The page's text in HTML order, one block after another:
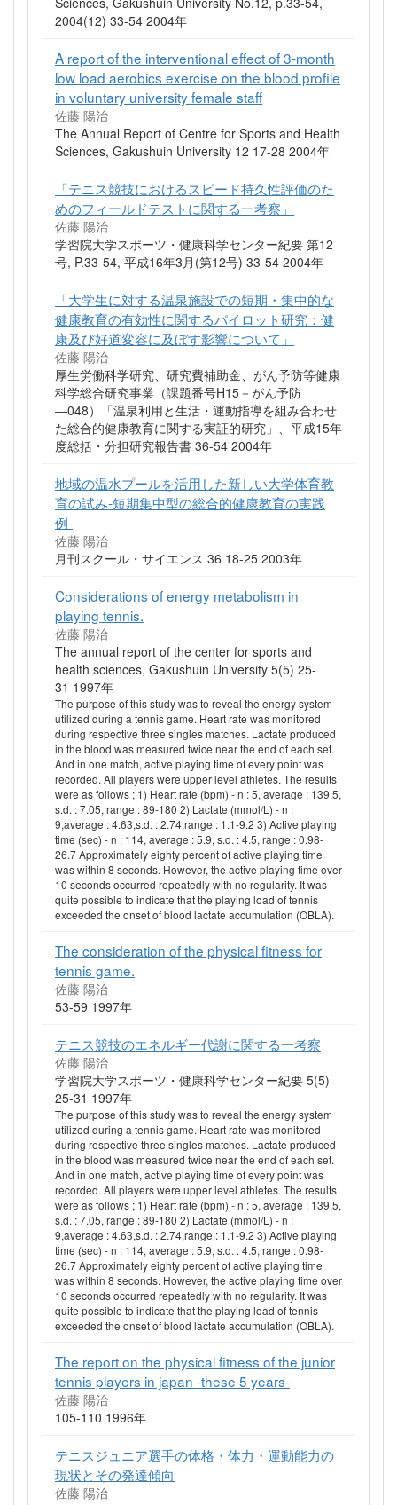
2004(12) 33-54 2004年
A report of the interventional effect of 3-month
low load aerobics exercise on the blood profile
in voluntary university female staff
佐藤 陽治
The Annual Report of Centre for Sports and Health
Sciences, Gakushuin University 12 17-28 2004年
「テニス競技におけるスピード持久性評価のた
めのフィールドテストに関する一考察」
佐藤 陽治
学習院大学スポーツ・健康科学センター紀要 第12
号, P.33-54, 平成16年3月(第12号) 33-54 2004年
「大学生に対する温泉施設での短期・集中的な
健康教育の有効性に関するパイロット研究：健
康及び好道変容に及ぼす影響について」
佐藤 陽治
厚生労働科学研究、研究費補助金、がん予防等健康
科学総合研究事業（課題番号H15－がん予防
―048）「温泉利用と生活・運動指導を組み合わせ
た総合的健康教育に関する実証的研究」、平成15年
度総括・分担研究報告書 36-54 2004年
地域の温水プールを活用した新しい大学体育教
育の試み-短期集中型の総合的健康教育の実践
例-
佐藤 陽治
月刊スクール・サイエンス 36 18-25 2003年
Considerations of energy metabolism in
playing tennis.
佐藤 陽治
The annual report of the center for sports and
health sciences, Gakushuin University 5(5) 25-
31 1997年
The purpose of this study was to reveal the energy system
utilized during a tennis game. Heart rate was monitored
during respective three singles matches. Lactate produced
in the blood was measured twice near the end of each set.
And in one match, active playing time of every point was
recorded. All players were upper level athletes. The results
were as follows ; 1) Heart rate (bpm) - n : 5, average : 139.5,
s.d. : 7.05, range : 89-180 2) Lactate (mmol/L) - n :
9,average : 4.63,s.d. : 2.74,range : 1.1-9.2 3) Active playing
time (sec) - n : 114, average : 5.9, s.d. : 4.5, range : 0.98-
26.7 Approximately eighty percent of active playing time
was within 8 seconds. However, the active playing time over
10 seconds occurred repeatedly with no regularity. It was
quite possible to indicate that the playing load of tennis
exceeded the onset of blood lactate accumulation (OBLA).
The consideration of the physical fitness for
tennis game.
佐藤 陽治
53-59 1997年
テニス競技のエネルギー代謝に関する一考察
佐藤 陽治
学習院大学スポーツ・健康科学センター紀要 5(5)
25-31 1997年
The purpose of this study was to reveal the energy system
utilized during a tennis game. Heart rate was monitored
during respective three singles matches. Lactate produced
in the blood was measured twice near the end of each set.
And in one match, active playing time of every point was
recorded. All players were upper level athletes. The results
were as follows ; 1) Heart rate (bpm) - n : 5, average : 139.5,
s.d. : 7.05, range : 89-180 2) Lactate (mmol/L) - n :
9,average : 4.63,s.d. : 2.74,range : 1.1-9.2 3) Active playing
time (sec) - n : 114, average : 5.9, s.d. : 4.5, range : 0.98-
26.7 Approximately eighty percent of active playing time
was within 8 seconds. However, the active playing time over
10 seconds occurred repeatedly with no regularity. It was
quite possible to indicate that the playing load of tennis
exceeded the onset of blood lactate accumulation (OBLA).
The report on the physical fitness of the junior
tennis players in japan -these 5 years-
佐藤 陽治
105-110 1996年
テニスジュニア選手の体格・体力・運動能力の
現状とその発達傾向
佐藤 陽治